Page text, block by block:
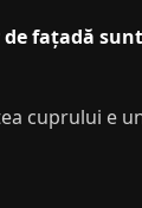
fațadă
cuprului e